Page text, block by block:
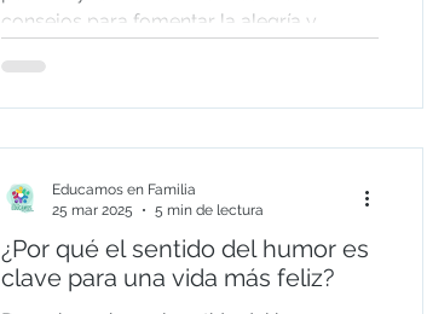
consejos para fomentar la alegría y
¿Por qué el sentido del humor es
clave para una vida más feliz?
Educamos en Familia
25 mar 2025
5 min de lectura